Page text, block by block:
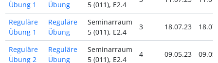
Übung 1 Übung 5 (011), E2.4
Reguläre
Übung 1
Reguläre
Übung
Seminarraum
5 (011), E2.4
3 18.07.23
Reguläre
Übung 2
Reguläre
Übung
Seminarraum
5 (011), E2.4
4 09.05.23